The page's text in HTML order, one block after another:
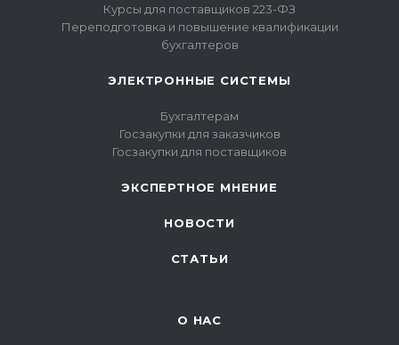
Курсы для поставщиков 223-ФЗ
Переподготовка и повышение квалификации
бухгалтеров
ЭЛЕКТРОННЫЕ СИСТЕМЫ
Бухгалтерам
Госзакупки для заказчиков
Госзакупки для поставщиков
ЭКСПЕРТНОЕ МНЕНИЕ
НОВОСТИ
СТАТЬИ
О НАС